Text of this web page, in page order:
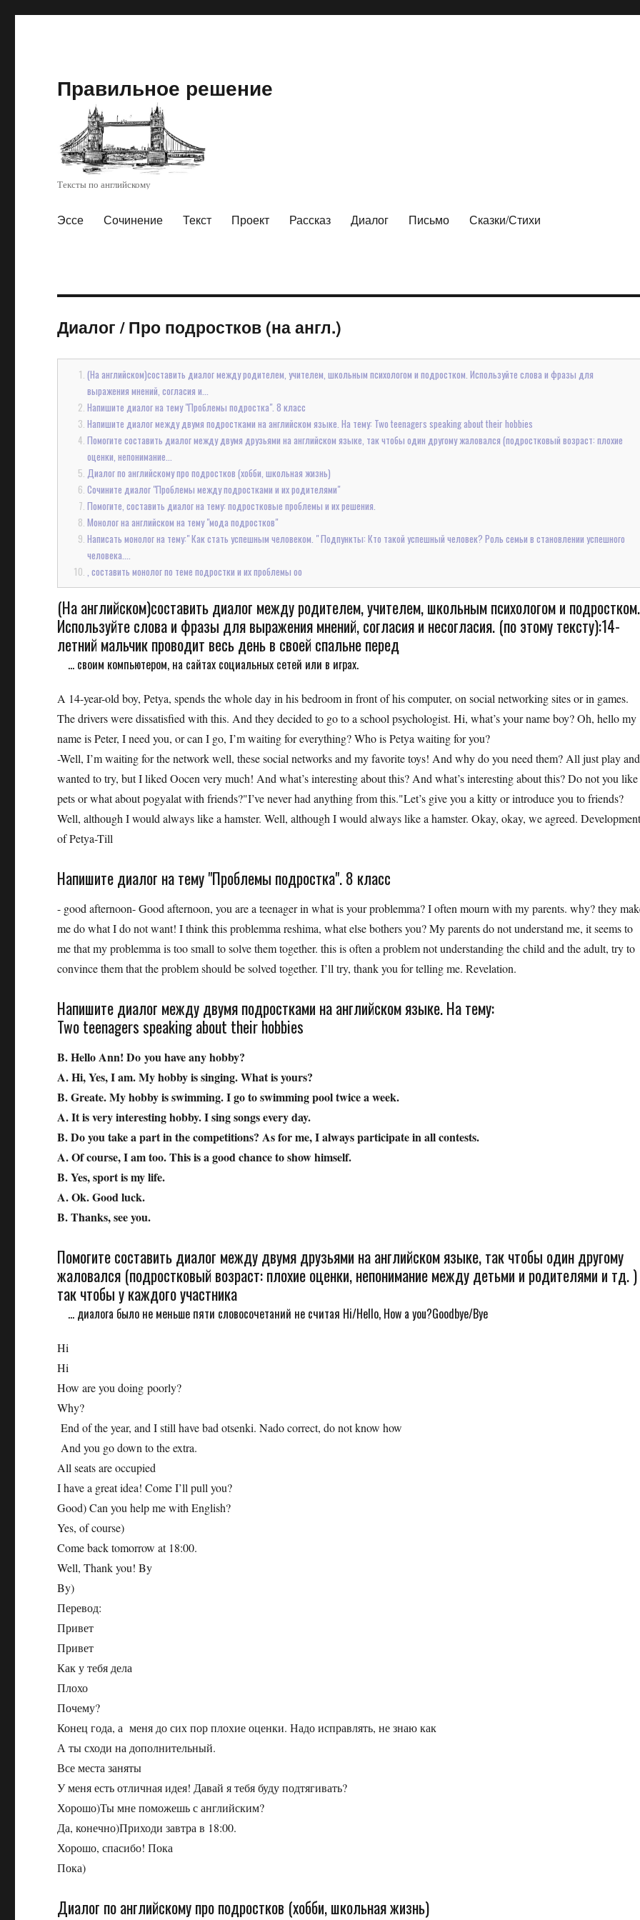
Правильное решение
Тексты по английскому
Эссе Сочинение Текст Проект Рассказ Диалог Письмо Сказки/Стихи
Диалог/Про подростков (на англ.)
(На английском)составить диалог между родителем, учителем, школьным психологом и подростком. Используйте слова и фразы для
выражения мнений, согласия и...
Напишите диалог на тему "Проблемы подростка". 8 класс
Напишите диалог между двумя подростками на английском языке. На тему: Two teenagers speaking about their hobbies
Помогите составить диалог между двумя друзьями на английском языке, так чтобы один другому жаловался (подростковый возраст: плохие
оценки, непонимание...
Диалог по английскому про подростков (хобби, школьная жизнь)
Сочините диалог "Проблемы между подростками и их родителями"
Помогите, составить диалог на тему: подростковые проблемы и их решения.
Монолог на английском на тему "мода подростков"
Написать монолог на тему:" Как стать успешным человеком. " Подпункты: Кто такой успешный человек? Роль семьи в становлении успешного
человека....
, составить монолог по теме подростки и их проблемы оо
(На английском)составить диалог между родителем, учителем, школьным психологом и подростком.
Используйте слова и фразы для выражения мнений, согласия и несогласия. (по этому тексту):14-
летний мальчик проводит весь день в своей спальне перед
... своим компьютером, на сайтах социальных сетей или в играх.
A 14-year-old boy, Petya, spends the whole day in his bedroom in front of his computer, on social networking sites or in games.
The drivers were dissatisfied with this. And they decided to go to a school psychologist. Hi, what’s your name boy? Oh, hello my
name is Peter, I need you, or can I go, I’m waiting for everything? Who is Petya waiting for you?
-Well, I’m waiting for the network well, these social networks and my favorite toys! And why do you need them? All just play
wanted to try, but I liked Oocen very much! And what’s interesting about this? And what’s interesting about this? Do not you like
pets or what about pogyalat with friends?"I’ve never had anything from this."Let’s give you a kitty or introduce you to friends?
Well, although I would always like a hamster. Well, although I would always like a hamster. Okay, okay, we agreed.
of Petya-Till
Напишите диалог на тему "Проблемы подростка". 8 класс
- good afternoon- Good afternoon, you are a teenager in what is your problemma? I often mourn with my parents. why? they
me do what I do not want! I think this problemma reshima, what else bothers you? My parents do not understand me, it seems to
me that my problemma is too small to solve them together. this is often a problem not understanding the child and the adult, try to
convince them that the problem should be solved together. I’ll try, thank you for telling me. Revelation.
Напишите диалог между двумя подростками на английском языке. На тему:
Two teenagers speaking about their hobbies
B. Hello Ann! Do you have any hobby?
A. Hi, Yes, I am. My hobby is singing. What is yours?
B. Greate. My hobby is swimming. I go to swimming pool twice a week.
A. It is very interesting hobby. I sing songs every day.
B. Do you take a part in the competitions? As for me, I always participate in all contests.
A. Of course, I am too. This is a good chance to show himself.
B. Yes, sport is my life.
A. Ok. Good luck.
B. Thanks, see you.
Помогите составить диалог между двумя друзьями на английском языке, так чтобы один другому
жаловался (подростковый возраст: плохие оценки, непонимание между детьми и родителями и тд. )
так чтобы у каждого участника
... диалога было не меньше пяти словосочетаний не считая Hi/Hello, How a you?Goodbye/Bye
Hi
Hi
How are you doing poorly?
Why?
End of the year, and I still have bad otsenki. Nado correct, do not know how
And you go down to the extra.
All seats are occupied
I have a great idea! Come I’ll pull you?
Good) Can you help me with English?
Yes, of course)
Come back tomorrow at 18:00.
Well, Thank you! By
By)
Перевод:
Привет
Привет
Как у тебя дела
Плохо
Почему?
Конец года, а меня до сих пор плохие оценки. Надо исправлять, не знаю как
А ты сходи на дополнительный.
Все места заняты
У меня есть отличная идея! Давай я тебя буду подтягивать?
Хорошо)Ты мне поможешь с английским?
Да, конечно)Приходи завтра в 18:00.
Хорошо, спасибо! Пока
Пока)
Диалог по английскому про подростков (хобби, школьная жизнь)